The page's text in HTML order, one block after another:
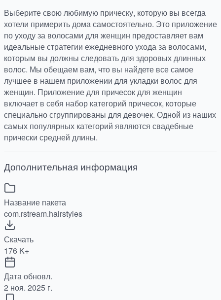
Выберите свою любимую прическу, которую вы всегда
хотели примерить дома самостоятельно. Это приложение
по уходу за волосами для женщин предоставляет вам
идеальные стратегии ежедневного ухода за волосами,
которым вы должны следовать для здоровых длинных
волос. Мы обещаем вам, что вы найдете все самое
лучшее в нашем приложении для укладки волос для
женщин. Приложение для причесок для женщин
включает в себя набор категорий причесок, которые
специально сгруппированы для девочек. Одной из наших
самых популярных категорий являются свадебные
прически средней длины.
Дополнительная информация
Название пакета
com.rstream.hairstyles
Скачать
176 K+
Дата обновл.
2 ноя. 2025 г.